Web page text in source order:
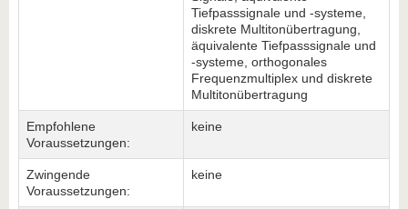
Tiefpasssignale und -systeme,
diskrete Multitonübertragung,
äquivalente Tiefpasssignale und
-systeme, orthogonales
Frequenzmultiplex und diskrete
Multitonübertragung
Empfohlene
Voraussetzungen:
keine
Zwingende
Voraussetzungen:
keine